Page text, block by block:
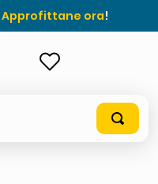
Approfittane ora!